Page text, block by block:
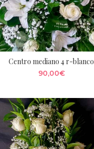
Centro mediano 4 r-blanco
90,00€